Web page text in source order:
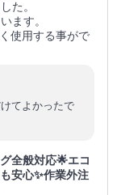
た。
ます。
使用する事がで
てよかったで
全般対応🌟エコ
安心✨作業外注